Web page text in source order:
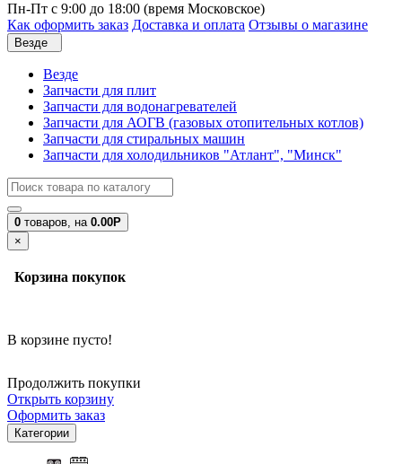
Пн-Пт с 9:00 до 18:00 (время Московское)
Как оформить заказ Доставка и оплата Отзывы о магазине
Везде
Везде
Запчасти для плит
Запчасти для водонагревателей
Запчасти для АОГВ (газовых отопительных котлов)
Запчасти для стиральных машин
Запчасти для холодильников "Атлант", "Минск"
0 товаров, на 0.00Р
×
Корзина покупок
В корзине пусто!
Продолжить покупки
Открыть корзину
Оформить заказ
Категории